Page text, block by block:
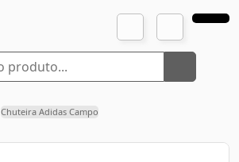
Chuteira Adidas Campo